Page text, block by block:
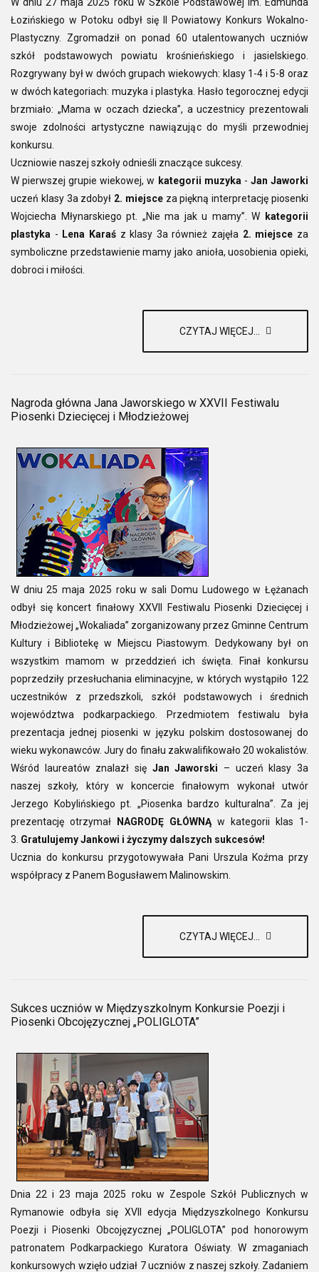
Łozińskiego w Potoku odbył się II Powiatowy Konkurs Wokalno-
Plastyczny. Zgromadził on ponad 60 utalentowanych uczniów
szkół podstawowych powiatu krośnieńskiego i jasielskiego.
Rozgrywany był w dwóch grupach wiekowych: klasy 1-4 i 5-8 oraz
w dwóch kategoriach: muzyka i plastyka. Hasło tegorocznej edycji
brzmiało: „Mama w oczach dziecka”, a uczestnicy prezentowali
swoje zdolności artystyczne nawiązując do myśli przewodniej
konkursu.
Uczniowie naszej szkoły odnieśli znaczące sukcesy.
W pierwszej grupie wiekowej, w kategorii muzyka - Jan Jaworki
uczeń klasy 3a zdobył 2. miejsceza piękną interpretację piosenki
Wojciecha Młynarskiego pt. „Nie ma jak u mamy”. W
kategorii
plastyka - Lena Karaśz klasy 3a również zajęła 2. miejsce za
symboliczne przedstawienie mamy jako anioła, uosobienia opieki,
dobroci i miłości.
CZYTAJ WIĘCEJ...
Nagroda główna Jana Jaworskiego w XXVII Festiwalu
Piosenki Dziecięcej i Młodzieżowej
W dniu 25 maja 2025 roku w sali Domu Ludowego w Łężanach
odbył się koncert finałowy XXVII Festiwalu Piosenki Dziecięcej i
Młodzieżowej „Wokaliada” zorganizowany przez Gminne Centrum
Kultury i Bibliotekę w Miejscu Piastowym. Dedykowany był on
wszystkim mamom w przeddzień ich święta. Finał konkursu
poprzedziły przesłuchania eliminacyjne, w których wystąpiło 122
uczestników z przedszkoli, szkół podstawowych i średnich
województwa podkarpackiego. Przedmiotem festiwalu była
prezentacja jednej piosenki w języku polskim dostosowanej do
wieku wykonawców. Jury do finału zakwalifikowało 20 wokalistów.
Wśród laureatów znalazł się Jan Jaworski – uczeń klasy 3a
naszej szkoły, który w koncercie finałowym wykonał utwór
Jerzego Kobylińskiego pt. „Piosenka bardzo kulturalna”. Za jej
prezentację otrzymał
NAGRODĘ GŁÓWNĄ w kategorii klas 1-
3. Gratulujemy Jankowi i życzymy dalszych sukcesów!
Ucznia do konkursu przygotowywała Pani Urszula Koźma przy
współpracy z Panem Bogusławem Malinowskim.
CZYTAJ WIĘCEJ...
Sukces uczniów w Międzyszkolnym Konkursie Poezji i
Piosenki Obcojęzycznej „POLIGLOTA”
Dnia 22 i 23 maja 2025 roku w Zespole Szkół Publicznych w
Rymanowie odbyła się XVII edycja Międzyszkolnego Konkursu
Poezji i Piosenki Obcojęzycznej „POLIGLOTA” pod honorowym
patronatem Podkarpackiego Kuratora Oświaty. W zmaganiach
konkursowych wzięło udział 7 uczniów z naszej szkoły. Zadaniem